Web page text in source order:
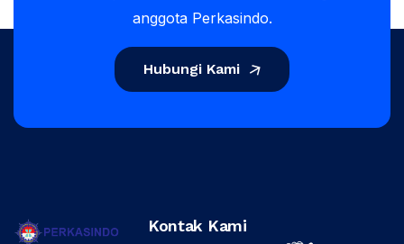
anggota Perkasindo.
Hubungi Kami
Kontak Kami